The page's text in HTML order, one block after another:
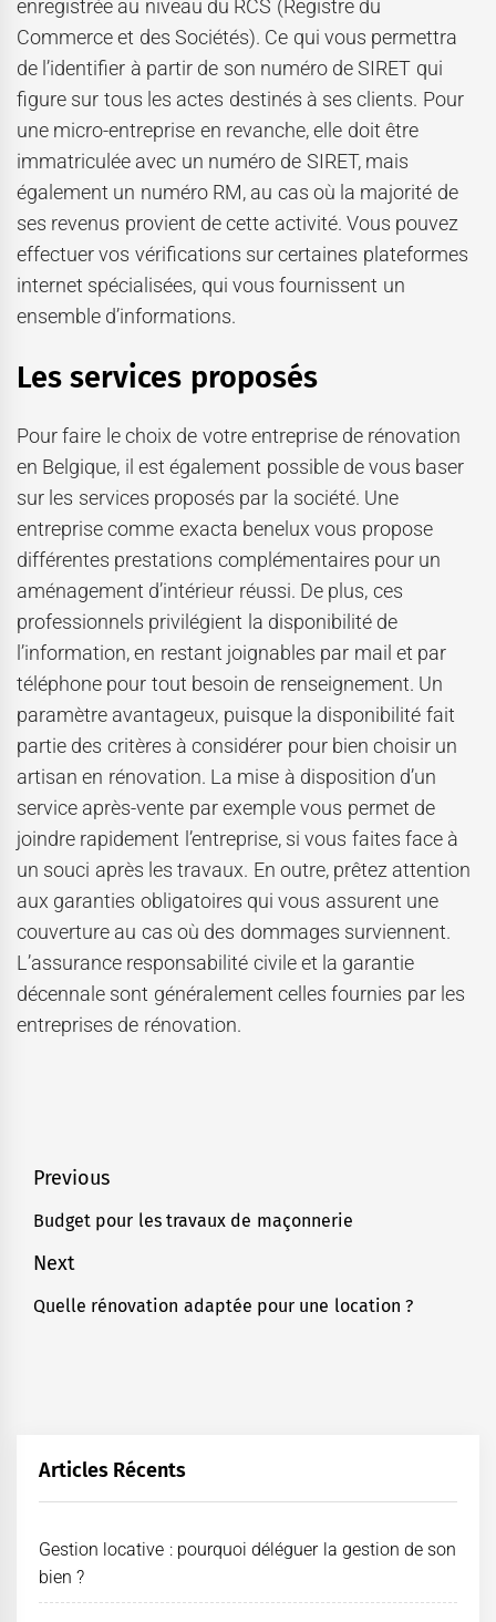
enregistrée au niveau du RCS (Registre du
Commerce et des Sociétés). Ce qui vous permettra
de l’identifier à partir de son numéro de SIRET qui
figure sur tous les actes destinés à ses clients. Pour
une micro-entreprise en revanche, elle doit être
immatriculée avec un numéro de SIRET, mais
également un numéro RM, au cas où la majorité de
ses revenus provient de cette activité. Vous pouvez
effectuer vos vérifications sur certaines plateformes
internet spécialisées, qui vous fournissent un
ensemble d’informations.
Les services proposés
Pour faire le choix de votre entreprise de rénovation
en Belgique, il est également possible de vous baser
sur les services proposés par la société. Une
entreprise comme exacta benelux vous propose
différentes prestations complémentaires pour un
aménagement d’intérieur réussi. De plus, ces
professionnels privilégient la disponibilité de
l’information, en restant joignables par mail et par
téléphone pour tout besoin de renseignement. Un
paramètre avantageux, puisque la disponibilité fait
partie des critères à considérer pour bien choisir un
artisan en rénovation. La mise à disposition d’un
service après-vente par exemple vous permet de
joindre rapidement l’entreprise, si vous faites face à
un souci après les travaux. En outre, prêtez attention
aux garanties obligatoires qui vous assurent une
couverture au cas où des dommages surviennent.
L’assurance responsabilité civile et la garantie
décennale sont généralement celles fournies par les
entreprises de rénovation.
Navigation
de
l’article
Previous
Previous
Budget pour les travaux de maçonnerie
Next
Next
Quelle rénovation adaptée pour une location ?
Articles Récents
Gestion locative : pourquoi déléguer la gestion de son
bien ?